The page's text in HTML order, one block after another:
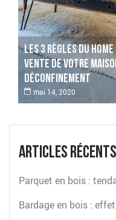
Les 3 règles du
vente de votre
déconfinement
mai 14, 2020
Les 3 règles du
vente de votre
déconfinement
mai 14, 2020
Articles récents
Parquet en bois :
Bardage en bois :